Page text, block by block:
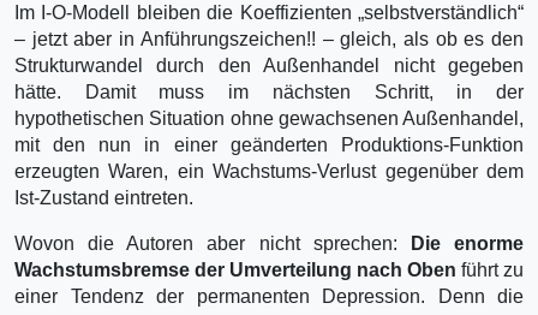
Im I-O-Modell bleiben die Koeffizienten „selbstverständlich“
– jetzt aber in Anführungszeichen!! – gleich, als ob es den
Strukturwandel durch den Außenhandel nicht gegeben
hätte. Damit muss im nächsten Schritt, in der
hypothetischen Situation ohne gewachsenen Außenhandel,
mit den nun in einer geänderten Produktions-Funktion
erzeugten Waren, ein Wachstums-Verlust gegenüber dem
Ist-Zustand eintreten.
Wovon die Autoren aber nicht sprechen:
Die enorme
Wachstumsbremse der Umverteilung nach Oben führt zu
einer Tendenz der permanenten Depression. Denn die